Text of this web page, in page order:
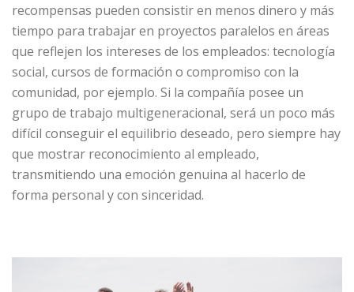
recompensas pueden consistir en menos dinero y más
tiempo para trabajar en proyectos paralelos en áreas
que reflejen los intereses de los empleados: tecnología
social, cursos de formación o compromiso con la
comunidad, por ejemplo. Si la compañía posee un
grupo de trabajo multigeneracional, será un poco más
difícil conseguir el equilibrio deseado, pero siempre hay
que mostrar reconocimiento al empleado,
transmitiendo una emoción genuina al hacerlo de
forma personal y con sinceridad.